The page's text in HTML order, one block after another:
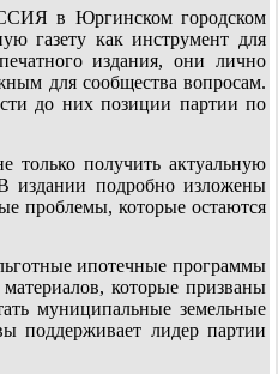
в Юргинском городском
газету как инструмент для
издания, они лично
для сообщества вопросам.
до них позиции партии по
только получить актуальную
издании подробно изложены
проблемы, которые остаются
ипотечные программы
которые призваны
муниципальные земельные
поддерживает лидер партии